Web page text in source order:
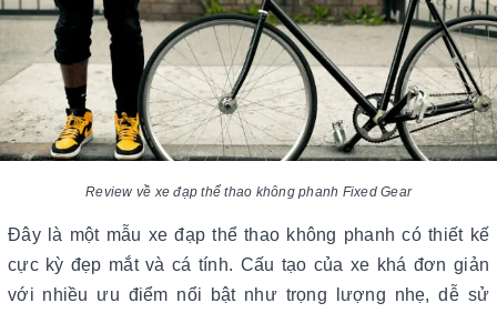
Review về xe đạp thể thao không phanh Fixed Gear
Đây là một mẫu xe đạp thể thao không phanh có thiết kế
cực kỳ đẹp mắt và cá tính. Cấu tạo của xe khá đơn giản
với nhiều ưu điểm nổi bật như trọng lượng nhẹ, dễ sử